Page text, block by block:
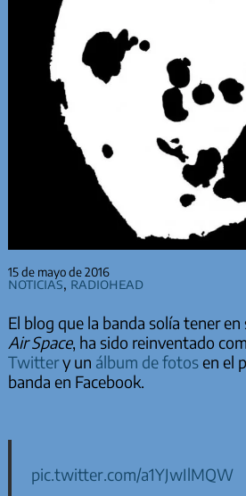
15 de mayo de 2016
Noticias,Radiohead
El blog que la banda solía tener
Air Space, ha sido reinventado
Twittery un álbum de fotosen el
banda en Facebook.
pic.twitter.com/a1YJwIlMQW